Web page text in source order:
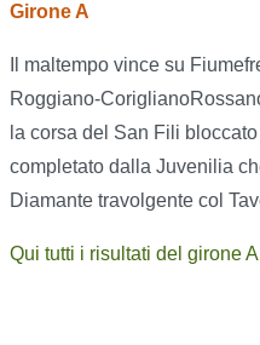
Girone A
Il maltempo vince su
Roggiano-
la corsa del San Fili
completato dalla Juvenilia
Diamante travolgente col
Qui tutti i risultati del girone